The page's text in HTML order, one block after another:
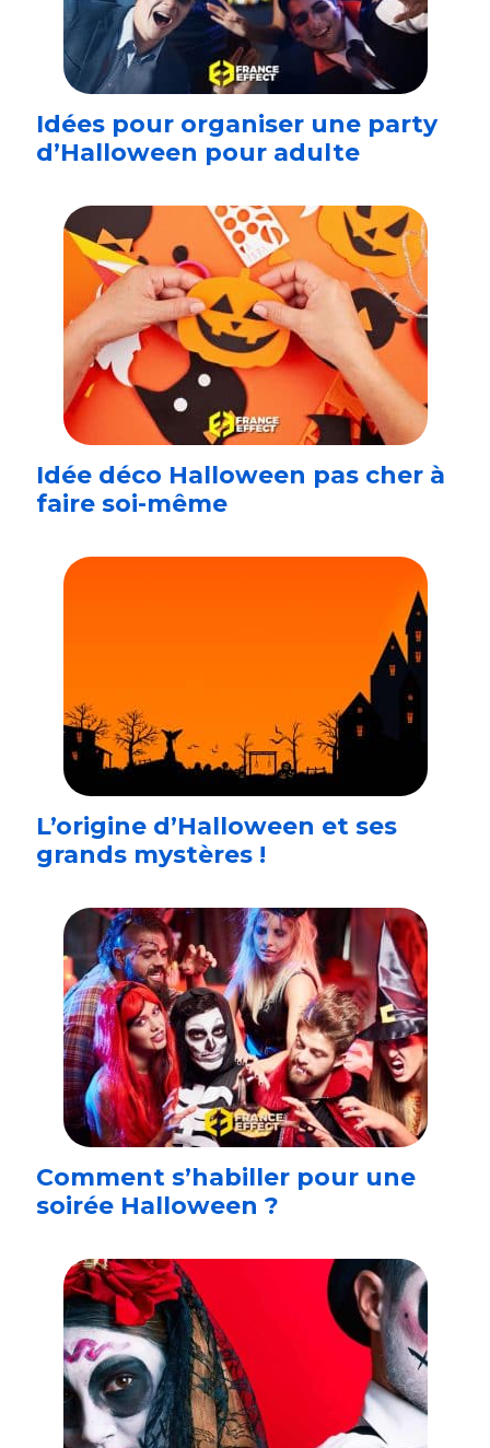
Idées pour organiser une party
d’Halloween pour adulte
Idée déco Halloween pas cher à
faire soi-même
L’origine d’Halloween et ses
grands mystères !
Comment s’habiller pour une
soirée Halloween ?